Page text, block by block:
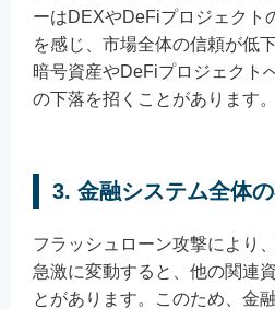
ーはDEXやDeFiプロジェクト
を感じ、市場全体の信頼が低
暗号資産やDeFiプロジェクト
の下落を招くことがあります。
3. 金融システム全体
フラッシュローン攻撃により
急激に変動すると、他の関連
とがあります。このため、金